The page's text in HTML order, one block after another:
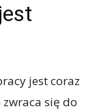
jest coraz
się do